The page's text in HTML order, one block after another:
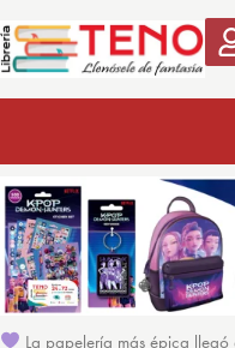
La papelería más épica llegó